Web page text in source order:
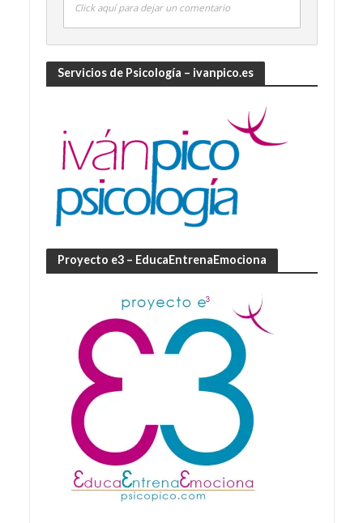
Click aquí para dejar un comentario
Servicios de Psicología – ivanpico.es
Proyecto e3 – EducaEntrenaEmociona